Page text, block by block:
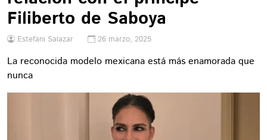
Filiberto de Saboya
Estefani Salazar 26 marzo, 2025
La reconocida modelo mexicana está más enamorada que
nunca